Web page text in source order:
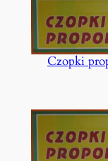
Czopki